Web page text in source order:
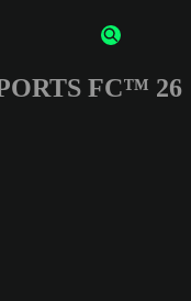
ou chiffres.FC™ 26